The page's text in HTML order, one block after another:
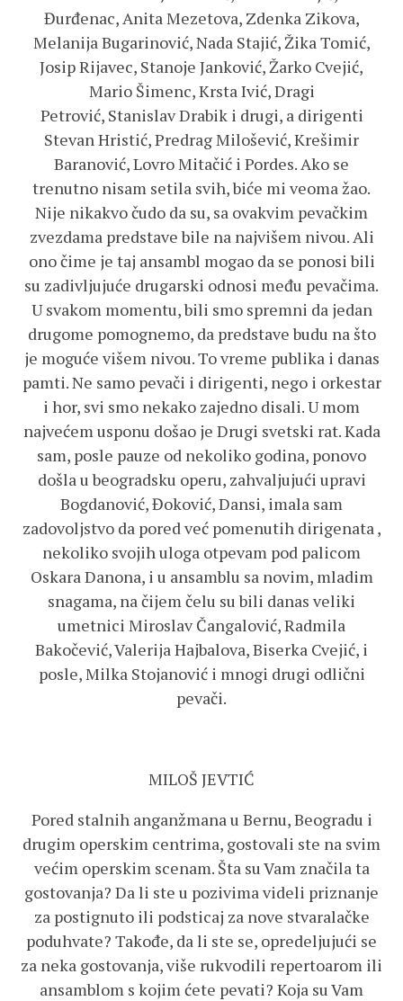
Đurđenac, Anita Mezetova, Zdenka Zikova,
Melanija Bugarinović, Nada Stajić, Žika Tomić,
Josip Rijavec, Stanoje Janković, Žarko Cvejić,
Mario Šimenc, Krsta Ivić, Dragi
Petrović, Stanislav Drabik i drugi, a dirigenti
Stevan Hristić, Predrag Milošević, Krešimir
Baranović, Lovro Mitačić i Pordes. Ako se
trenutno nisam setila svih, biće mi veoma žao.
Nije nikakvo čudo da su, sa ovakvim pevačkim
zvezdama predstave bile na najvišem nivou. Ali
ono čime je taj ansambl mogao da se ponosi bili
su zadivljujuće drugarski odnosi među pevačima.
U svakom momentu, bili smo spremni da jedan
drugome pomognemo, da predstave budu na što
je moguće višem nivou. To vreme publika i danas
pamti. Ne samo pevači i dirigenti, nego i orkestar
i hor, svi smo nekako zajedno disali. U mom
najvećem usponu došao je Drugi svetski rat. Kada
sam, posle pauze od nekoliko godina, ponovo
došla u beogradsku operu, zahvaljujući upravi
Bogdanović, Đoković, Dansi, imala sam
zadovoljstvo da pored već pomenutih dirigenata ,
nekoliko svojih uloga otpevam pod palicom
Oskara Danona, i u ansamblu sa novim, mladim
snagama, na čijem čelu su bili danas veliki
umetnici Miroslav Čangalović, Radmila
Bakočević, Valerija Hajbalova, Biserka Cvejić, i
posle, Milka Stojanović i mnogi drugi odlični
pevači.
MILOŠ JEVTIĆ
Pored stalnih anganžmana u Bernu, Beogradu i
drugim operskim centrima, gostovali ste na svim
većim operskim scenam. Šta su Vam značila ta
gostovanja? Da li ste u pozivima videli priznanje
za postignuto ili podsticaj za nove stvaralačke
poduhvate? Takođe, da li ste se, opredeljujući se
za neka gostovanja, više rukvodili repertoarom ili
ansamblom s kojim ćete pevati? Koja su Vam